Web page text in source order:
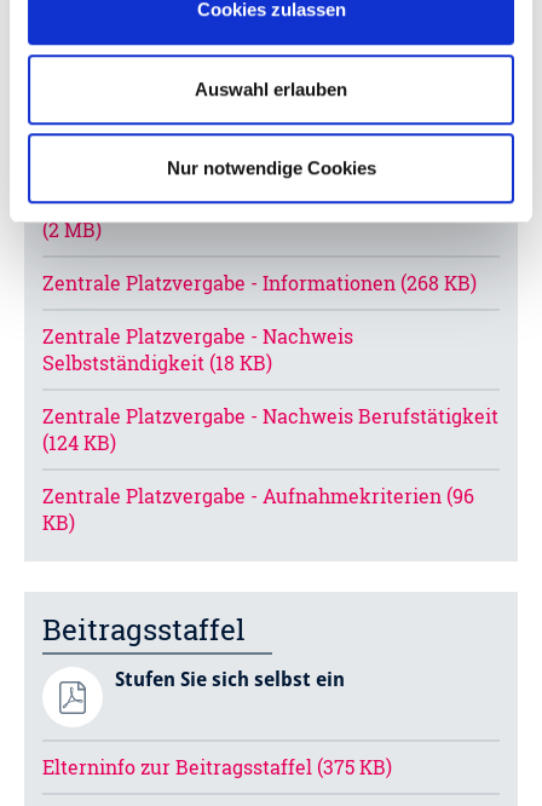
Cookies zulassen
Auswahl erlauben
Nur notwendige Cookies
Zentrale Platzvergabe
Formulare
Flyer Elternportal und zentrale Kita-Platzvergabe
(2 MB)
Zentrale Platzvergabe - Informationen (268 KB)
Zentrale Platzvergabe - Nachweis
Selbstständigkeit (18 KB)
Zentrale Platzvergabe - Nachweis Berufstätigkeit
(124 KB)
Zentrale Platzvergabe - Aufnahmekriterien (96
KB)
Beitragsstaffel
Stufen Sie sich selbst ein
Elterninfo zur Beitragsstaffel (375 KB)